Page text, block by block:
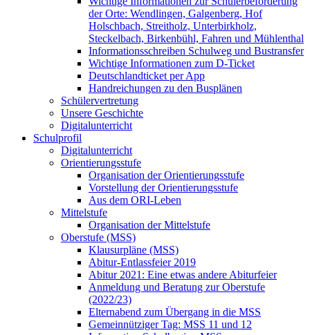
der Orte: Wendlingen, Galgenberg, Hof
Holschbach, Streitholz, Unterbirkholz,
Steckelbach, Birkenbühl, Fahren und Mühlenthal
Informationsschreiben Schulweg und Bustransfer
Wichtige Informationen zum D-Ticket
Deutschlandticket per App
Handreichungen zu den Busplänen
Schülervertretung
Unsere Geschichte
Digitalunterricht
Schulprofil
Digitalunterricht
Orientierungsstufe
Organisation der Orientierungsstufe
Vorstellung der Orientierungsstufe
Aus dem ORI-Leben
Mittelstufe
Organisation der Mittelstufe
Oberstufe (MSS)
Klausurpläne (MSS)
Abitur-Entlassfeier 2019
Abitur 2021: Eine etwas andere Abiturfeier
Anmeldung und Beratung zur Oberstufe
(2022/23)
Elternabend zum Übergang in die MSS
Gemeinnütziger Tag: MSS 11 und 12